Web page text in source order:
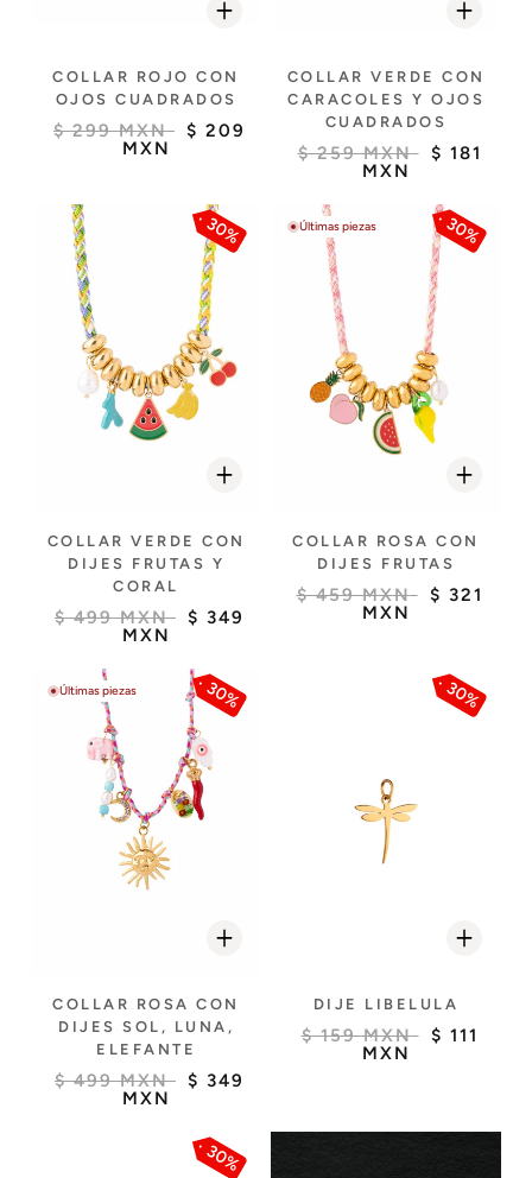
COLLAR ROJO CON
OJOS CUADRADOS
$ 299 MXN
$ 209
MXN
COLLAR VERDE CON
CARACOLES Y OJOS
CUADRADOS
$ 259 MXN
$ 181
MXN
30%
COLLAR VERDE CON
DIJES FRUTAS Y
CORAL
$ 499 MXN
$ 349
MXN
Últimas piezas 30%
COLLAR ROSA CON
DIJES FRUTAS
$ 459 MXN
$ 321
MXN
Últimas piezas 30%
COLLAR ROSA CON
DIJES SOL, LUNA,
ELEFANTE
$ 499 MXN
$ 349
MXN
30%
DIJE LIBELULA
$ 159 MXN
$ 111
MXN
30%